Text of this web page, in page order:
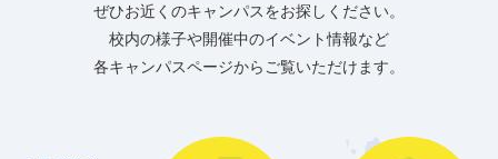
ぜひお近くのキャンパスをお探しください。
校内の様子や開催中のイベント情報など
各キャンパスページからご覧いただけます。